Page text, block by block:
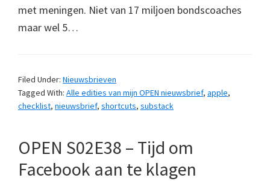
met meningen. Niet van 17 miljoen bondscoaches
maar wel 5…
Filed Under: Nieuwsbrieven
Tagged With: Alle edities van mijn OPEN nieuwsbrief, apple,
checklist, nieuwsbrief, shortcuts, substack
OPEN S02E38 – Tijd om
Facebook aan te klagen